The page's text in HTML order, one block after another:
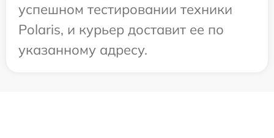
успешном тестировании техники
Polaris, и курьер доставит ее по
указанному адресу.